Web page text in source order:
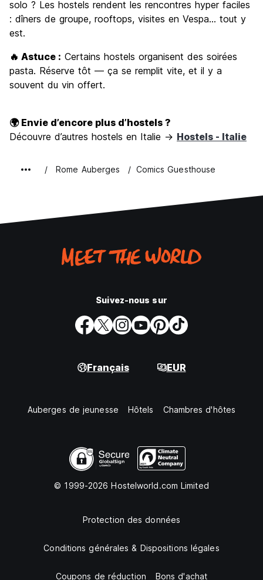
solo ? Les hostels rendent les rencontres hyper faciles
: dîners de groupe, rooftops, visites en Vespa… tout y
est.
🔥 Astuce : Certains hostels organisent des soirées
pasta. Réserve tôt — ça se remplit vite, et il y a
souvent du vin offert.
🌍 Envie d’encore plus d’hostels ?
Découvre d’autres hostels en Italie → Hostels - Italie
Rome Auberges Comics Guesthouse
Suivez-nous sur
Français EUR
Auberges de jeunesse Hôtels Chambres d'hôtes
© 1999-2026 Hostelworld.com Limited
Protection des données
Conditions générales & Dispositions légales
Coupons de réduction Bons d'achat